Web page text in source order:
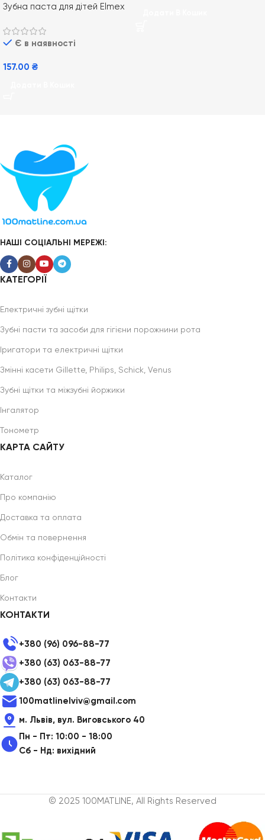
Зубна паста для дітей Elmex
Є в наявності
157.00 ₴
НАШІ СОЦІАЛЬНІ МЕРЕЖІ:
КАТЕГОРІЇ
Електричні зубні щітки
Зубні пасти та засоби для гігієни порожнини рота
Іригатори та електричні щітки
Змінні касети Gillette, Philips, Schick, Venus
Зубні щітки та міжзубні йоржики
Інгалятор
Тонометр
КАРТА САЙТУ
Каталог
Про компанію
Доставка та оплата
Обмін та повернення
Політика конфіденційності
Блог
Контакти
КОНТАКТИ
+380 (96) 096-88-77
+380 (63) 063-88-77
+380 (63) 063-88-77
100matlinelviv@gmail.com
м. Львів, вул. Виговського 40
Пн - Пт: 10:00 - 18:00
Сб - Нд: вихідний
© 2025 100MATLINE, All Rights Reserved